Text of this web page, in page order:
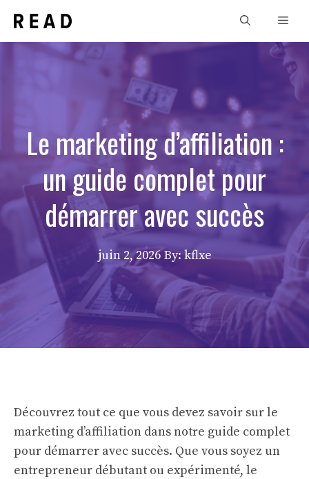
contenu
Le marketing d’affiliation :
un guide complet pour
démarrer avec succès
juin 2, 2026 By: kflxe
Découvrez tout ce que vous devez savoir sur le
marketing d’affiliation dans notre guide complet
pour démarrer avec succès. Que vous soyez un
entrepreneur débutant ou expérimenté, le